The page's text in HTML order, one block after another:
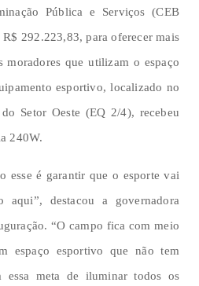
Pública e Serviços (CEB
292.223,83, para oferecer mais
moradores que utilizam o espaço
esportivo, localizado no
Setor Oeste (EQ 2/4), recebeu
240W.
esse é garantir que o esporte vai
aqui”, destacou a governadora
“O campo fica com meio
espaço esportivo que não tem
essa meta de iluminar todos os